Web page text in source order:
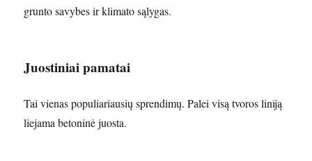
grunto savybes ir klimato sąlygas.
Juostiniai pamatai
Tai vienas populiariausių sprendimų. Palei visą tvoros liniją
liejama betoninė juosta.